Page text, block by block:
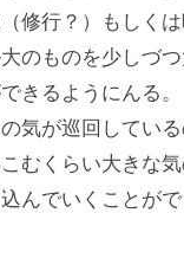
修行？）もしくは
のものを少しづ
きるようにんる。
気が巡回してい
むくらい大きな
んでいくことがで